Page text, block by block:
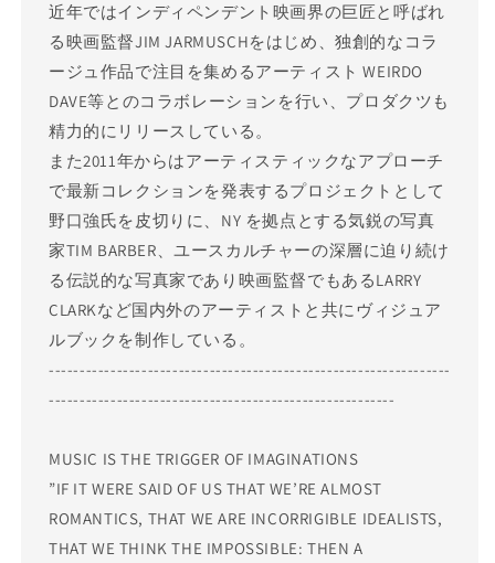
近年ではインディペンデント映画界の巨匠と呼ばれ
る映画監督JIM JARMUSCHをはじめ、独創的なコラ
ージュ作品で注目を集めるアーティスト WEIRDO
DAVE等とのコラボレーションを行い、プロダクツも
精力的にリリースしている。
また2011年からはアーティスティックなアプローチ
で最新コレクションを発表するプロジェクトとして
野口強氏を皮切りに、NY を拠点とする気鋭の写真
家TIM BARBER、ユースカルチャーの深層に迫り続け
る伝説的な写真家であり映画監督でもあるLARRY
CLARKなど国内外のアーティストと共にヴィジュア
ルブックを制作している。
-----------------------------------------------------------------
--------------------------------------------------------
MUSIC IS THE TRIGGER OF IMAGINATIONS
”IF IT WERE SAID OF US THAT WE’RE ALMOST
ROMANTICS, THAT WE ARE INCORRIGIBLE IDEALISTS,
THAT WE THINK THE IMPOSSIBLE: THEN A